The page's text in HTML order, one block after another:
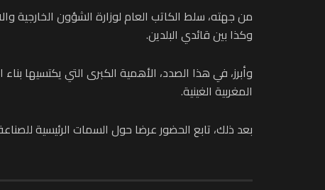
من جهته، سلط الكاتب العام لوزارة الشؤون الخارجية
وكذا بين قائدي البلدين.
وأبرز، في هذا الصدد، الأهمية الكبرى التي يكتسيها
المغربية الغينية.
بعد ذلك، تابع الحضور عرضا حول السمات الرئيسية